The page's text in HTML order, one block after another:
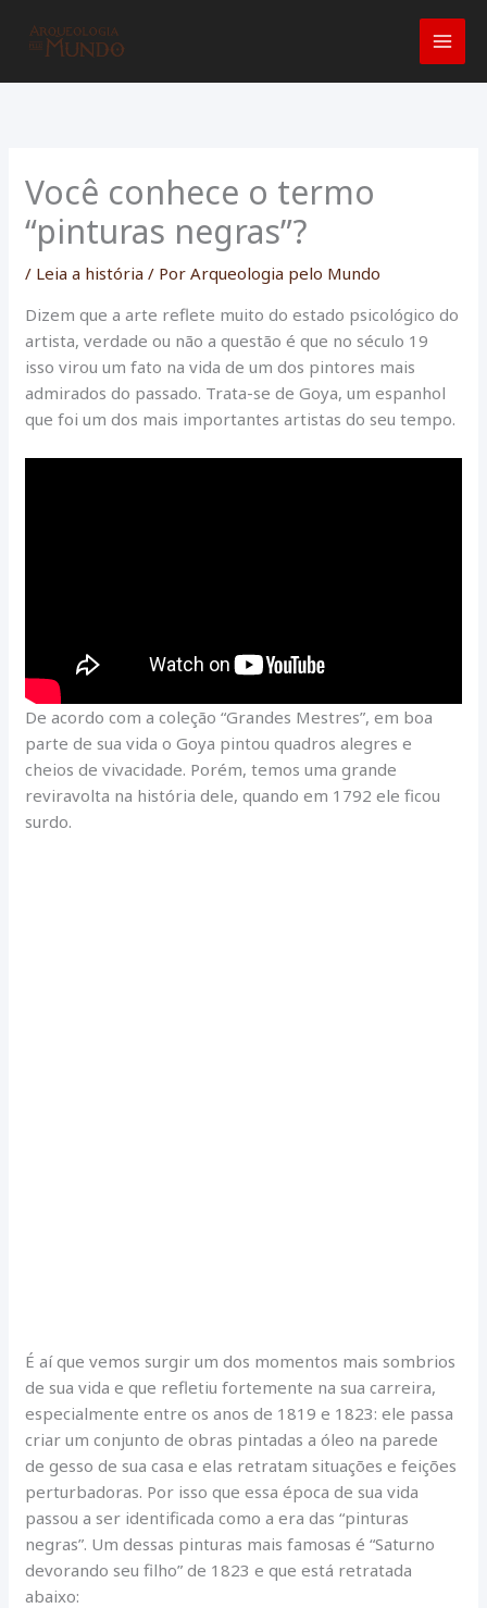
para
Você conhece o termo
“pinturas negras”?
/ Leia a história / PorArqueologia pelo Mundo
Dizem que a arte reflete muito do estado psicológico do
artista, verdade ou não a questão é que no século 19
isso virou um fato na vida de um dos pintores mais
admirados do passado. Trata-se de Goya, um espanhol
que foi um dos mais importantes artistas do seu tempo.
De acordo com a coleção “Grandes Mestres”, em boa
parte de sua vida o Goya pintou quadros alegres e
cheios de vivacidade. Porém, temos uma grande
reviravolta na história dele, quando em 1792 ele ficou
surdo.
É aí que vemos surgir um dos momentos mais sombrios
de sua vida e que refletiu fortemente na sua carreira,
especialmente entre os anos de 1819 e 1823: ele passa
criar um conjunto de obras pintadas a óleo na parede
de gesso de sua casa e elas retratam situações e feições
perturbadoras. Por isso que essa época de sua vida
passou a ser identificada como a era das “pinturas
negras”. Um dessas pinturas mais famosas é “Saturno
devorando seu filho” de 1823 e que está retratada
abaixo: